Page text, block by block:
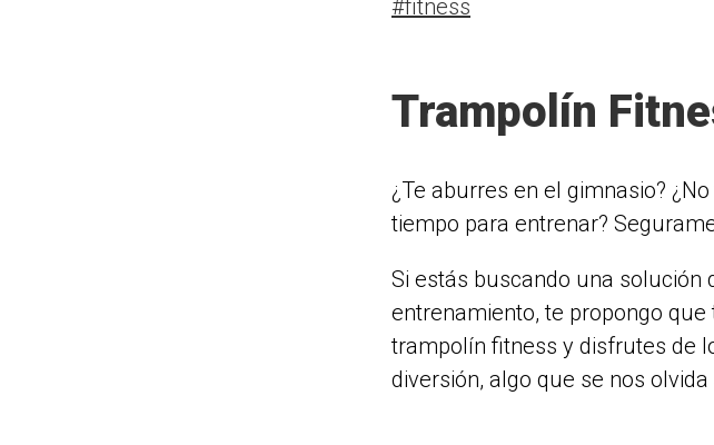
#fitness
Trampolín
¿Te aburres en el gimnasio?
tiempo para entrenar?
Si estás buscando una solución
entrenamiento, te propongo
trampolín fitness y disfrutes de
diversión, algo que se nos